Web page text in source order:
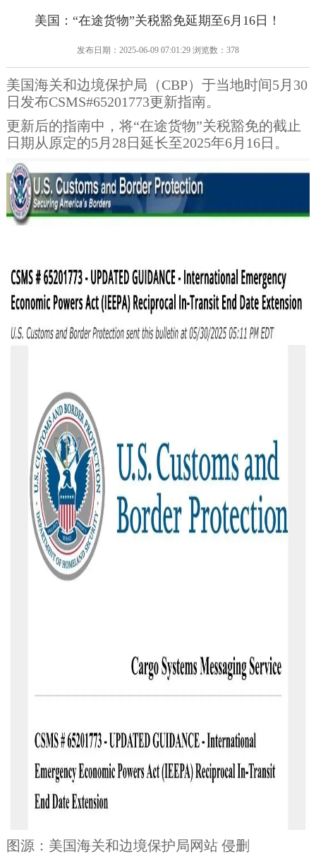
美国：“在途货物”关税豁免延期至6月16日！
发布日期：2025-06-09 07:01:29 浏览数：378
美国海关和边境保护局（CBP）于当地时间5月30
日发布CSMS#65201773更新指南。
更新后的指南中，将“在途货物”关税豁免的截止
日期从原定的5月28日延长至2025年6月16日。
图源：美国海关和边境保护局网站 侵删